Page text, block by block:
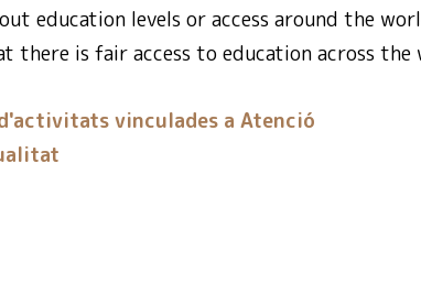
education levels or access around the
there is fair access to education across the
vinculades a Atenció